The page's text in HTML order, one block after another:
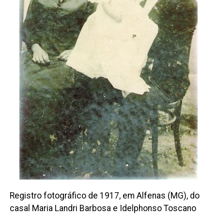
Registro fotográfico de 1917, em Alfenas (MG), do
casal Maria Landri Barbosa e Idelphonso Toscano